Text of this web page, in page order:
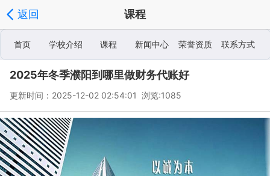
返回 课程
首页 学校介绍 课程 新闻中心 荣誉资质 联系方式
学校相册
2025年冬季濮阳到哪里做财务代账好
更新时间：2025-12-02 02:54:01 浏览:1085